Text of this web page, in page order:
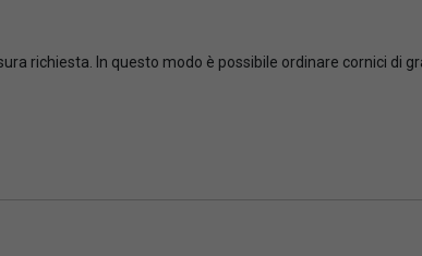
richiesta. In questo modo è possibile ordinare cornici di